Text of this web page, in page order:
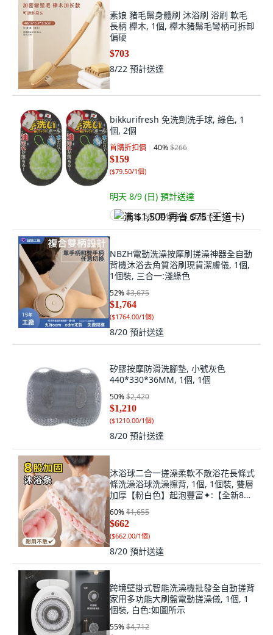
素娘 豬毛鬃身體刷 沐浴刷 浴刷 軟毛
長柄 櫸木, 1個, 櫸木豬鬃毛彎柄可拆卸
偏硬
$703
8/22 預計送達
bikkurifresh 免洗劑洗手球, 綠色, 1
個, 2個
首購折扣價 40%$266
$159
($79.50/1個)
明天 8/9 (日) 預計送達
满 $1,500 再省 $75 (王道卡)
NBZH電動洗澡按摩刷搓澡神器全自動
背機沐浴去角質浴刷現貨潔膚儀, 1個,
1個裝, 三合一:淺綠色
52%$3,675
$1,764
($1764.00/1個)
8/20 預計送達
矽膠按摩防滑洗腳墊, 小號灰色
440*330*36MM, 1個, 1個
50%$2,420
$1,210
($1210.00/1個)
8/20 預計送達
沐浴球二合一搓澡柔軟不散浴花長條式
條洗澡浴球洗澡擦背, 1個, 1個裝, 雙層
加厚【粉白色】起泡豐富✦:【全新8股
捆綁設計】-久用不會散/搓背不求人
60%$1,655
$662
($662.00/1個)
8/20 預計送達
跨境壁掛式智能洗澡機批發全自動搓背
家用多功能大刷盤電動搓澡儀, 1個, 1
個裝, 白色:如圖所示
55%$4,712